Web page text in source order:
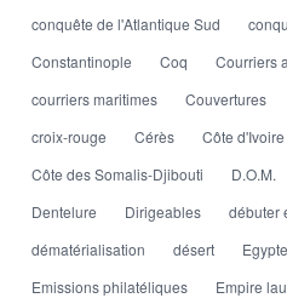
conquête de l'Atlantique Sud
Constantinople
Coq
Courriers
courriers maritimes
Couvertures
croix-rouge
Cérès
Côte d'Ivoire
Côte des Somalis-Djibouti
D.O.M.
Dentelure
Dirigeables
débuter
dématérialisation
désert Egypte
Emissions philatéliques
Empire